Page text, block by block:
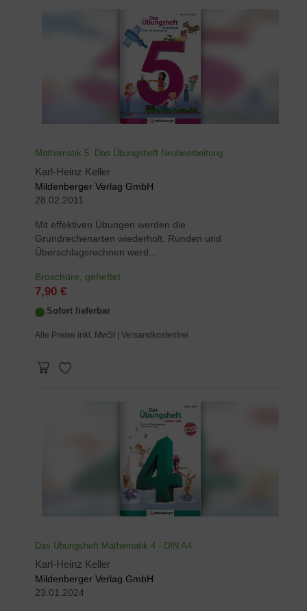
Mathematik 5. Das Übungsheft Neubearbeitung
Karl-Heinz Keller
Mildenberger Verlag GmbH
28.02.2011
Mit effektiven Übungen werden die
Grundrechenarten wiederholt. Runden und
Überschlagsrechnen werd...
Broschüre, geheftet
7,90 €
Sofort lieferbar
Alle Preise inkl. MwSt | Versandkostenfrei
Das Übungsheft Mathematik 4 - DIN A4
Karl-Heinz Keller
Mildenberger Verlag GmbH
23.01.2024